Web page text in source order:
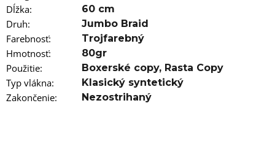
Dĺžka: 60 cm
Druh: Jumbo Braid
Farebnosť: Trojfarebný
Hmotnosť: 80gr
Použitie: Boxerské copy, Rasta Copy
Typ vlákna: Klasický syntetický
Zakončenie: Nezostrihaný
m
e
100%
JUMBO
BRAID
ZOSTRIHANÝ
TURQUIOSE